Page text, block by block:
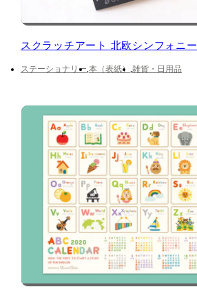
スクラッチアート 北欧シンフォニー
ステーショナリー 本（表紙） 雑貨・日用品